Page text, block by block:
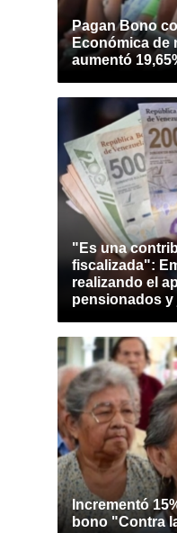
Pagan Bono
Económica de
aumentó
"Es una
fiscalizada":
realizando el
pensionados
Incrementó
bono "Contra